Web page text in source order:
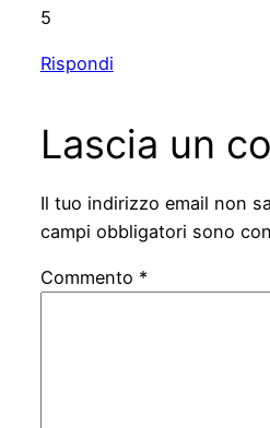
5
Rispondi
Lascia un
Il tuo indirizzo email non
campi obbligatori sono
Commento *